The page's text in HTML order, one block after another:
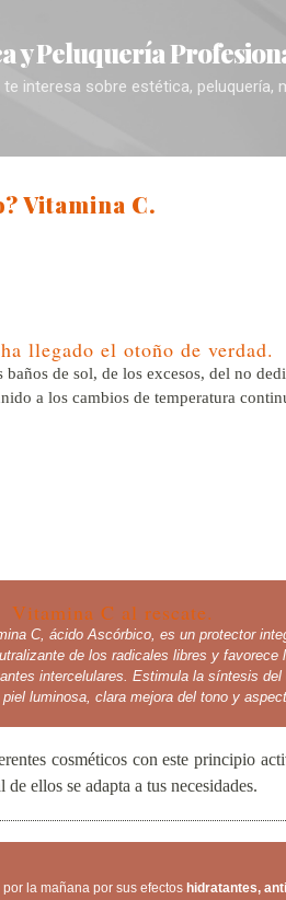
y Peluquería
interesa sobre estética, peluquería,
Vitamina C.
llegado el otoño de verdad.
de sol, de los excesos, del no
a los cambios de temperatura
Vitamina C al rescate.
C, ácido Ascórbico, es un protector
de los radicales libres y favorece
intercelulares. Estimula la síntesis del
piel luminosa, clara mejora del tono y
cosméticos con este principio
ellos se adapta a tus necesidades.
la mañana por sus efectos hidratantes,